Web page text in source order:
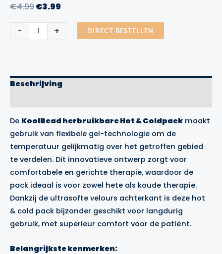
€4.99Oorspronkelijke
was:
€3.99
-
Koolpak
Hot
+ DIRECT BESTELLEN
Beschrijving
De KoolBead herbruikbare Hot & Coldpack maakt
gebruik van flexibele gel-technologie om de
temperatuur gelijkmatig over het getroffen gebied
te verdelen. Dit innovatieve ontwerp zorgt voor
comfortabele en gerichte therapie, waardoor de
pack ideaal is voor zowel hete als koude therapie.
Dankzij de ultrasofte velours achterkant is deze hot
& cold pack bijzonder geschikt voor langdurig
gebruik, met superieur comfort voor de patiënt.
Belangrijkste kenmerken: